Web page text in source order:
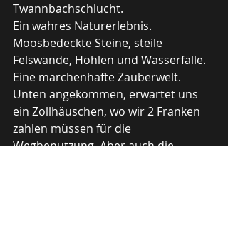
Twannbachschlucht.
Ein wahres Naturerlebnis.
Moosbedeckte Steine, steile
Felswände, Höhlen und Wasserfälle.
Eine märchenhafte Zauberwelt.
Unten angekommen, erwartet uns
ein Zollhäuschen, wo wir 2 Franken
zahlen müssen für die
Wegbenutzung. Aber auch die